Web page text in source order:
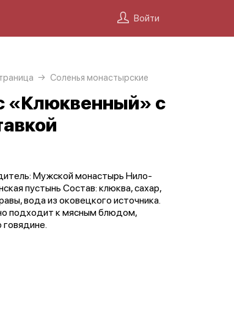
Войти
Соленья монастырские
«Клюквенный» с
Мужской монастырь Нило-
пустынь Состав: клюква, сахар,
вода из оковецкого источника.
подходит к мясным блюдом,
говядине.